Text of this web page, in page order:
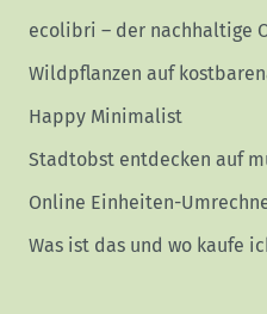
ecolibri – der nachhaltige
Wildpflanzen auf
Happy Minimalist
Stadtobst entdecken auf
Online Einheiten-
Was ist das und wo kaufe